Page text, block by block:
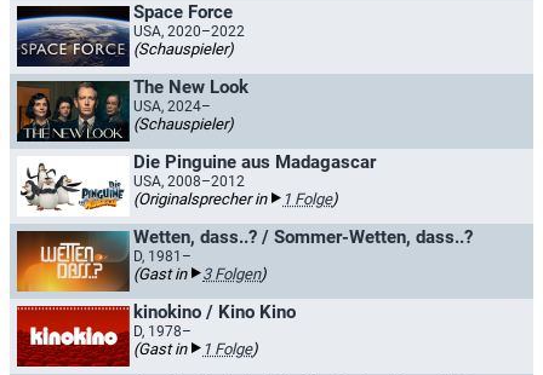
Space Force
USA, 2020–2022
(Schauspieler)
The New Look
USA, 2024–
(Schauspieler)
Die Pinguine aus Madagascar
USA, 2008–2012
(Originalsprecher in 1 Folge)
Wetten, dass..? / Sommer-Wetten, dass..?
D, 1981–
(Gast in 3 Folgen)
kinokino / Kino Kino
D, 1978–
(Gast in 1 Folge)